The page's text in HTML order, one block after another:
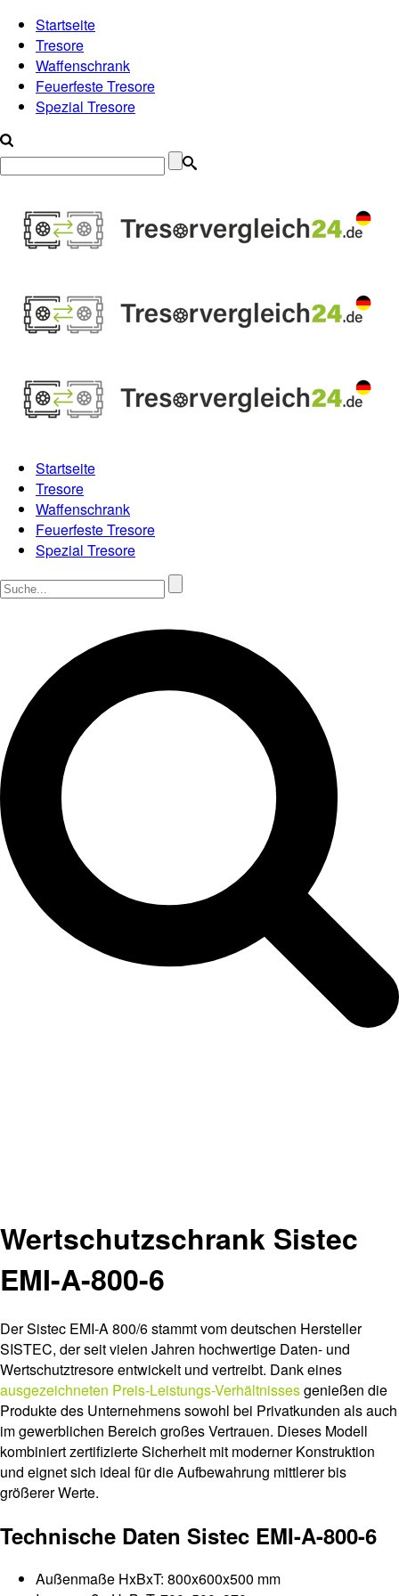
Startseite
Tresore
Waffenschrank
Feuerfeste Tresore
Spezial Tresore
Startseite
Tresore
Waffenschrank
Feuerfeste Tresore
Spezial Tresore
Wertschutzschrank Sistec
EMI-A-800-6
Der Sistec EMI-A 800/6 stammt vom deutschen Hersteller
SISTEC, der seit vielen Jahren hochwertige Daten- und
Wertschutztresore entwickelt und vertreibt. Dank eines
ausgezeichneten Preis-Leistungs-Verhältnissesgenießen die
Produkte des Unternehmens sowohl bei Privatkunden als auch
im gewerblichen Bereich großes Vertrauen. Dieses Modell
kombiniert zertifizierte Sicherheit mit moderner Konstruktion
und eignet sich ideal für die Aufbewahrung mittlerer bis
größerer Werte.
Technische Daten Sistec EMI-A-800-6
Außenmaße HxBxT: 800x600x500 mm